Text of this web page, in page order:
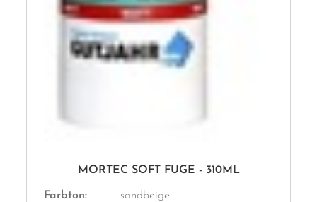
MORTEC SOFT FUGE - 310ML
Farbton: sandbeige